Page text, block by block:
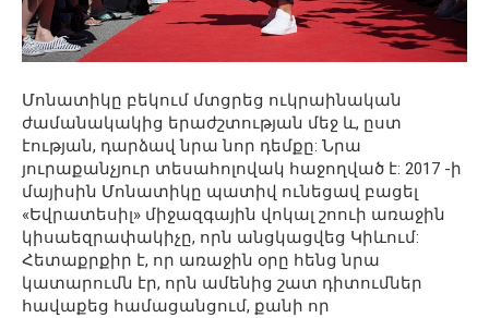
Մոնատիկը բեկում մտցրեց ուկրաինական
ժամանակակից երաժշտության մեջ և, ըստ
էության, դարձավ նրա նոր դեմքը: Նրա
յուրաքանչյուր տեսահոլովակ հաջողված է: 2017 -ի
մայիսին Մոնատիկը պատիվ ունեցավ բացել
«Եվրատեսիլ» միջազգային վոկալ շոուի առաջին
կիսաեզրափակիչը, որն անցկացվեց Կիևում:
Հետաքրքիր է, որ առաջին օրը հենց նրա
կատարումն էր, որն ամենից շատ դիտումներ
հավաքեց համացանցում, քանի որ